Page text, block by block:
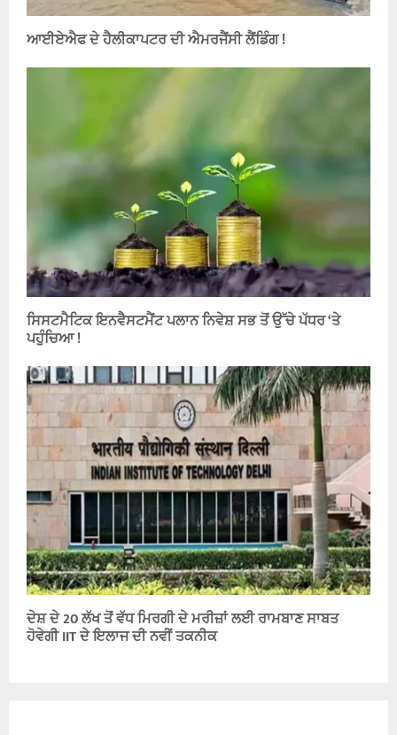
ਆਈਏਐਫ ਦੇ ਹੈਲੀਕਾਪਟਰ ਦੀ ਐਮਰਜੈਂਸੀ ਲੈਂਡਿੰਗ !
ਸਿਸਟਮੈਟਿਕ ਇਨਵੈਸਟਮੈਂਟ ਪਲਾਨ ਨਿਵੇਸ਼ ਸਭ ਤੋਂ ਉੱਚੇ ਪੱਧਰ ‘ਤੇ
ਪਹੁੰਚਿਆ !
ਦੇਸ਼ ਦੇ 20 ਲੱਖ ਤੋਂ ਵੱਧ ਮਿਰਗੀ ਦੇ ਮਰੀਜ਼ਾਂ ਲਈ ਰਾਮਬਾਣ ਸਾਬਤ
ਹੋਵੇਗੀ IIT ਦੇ ਇਲਾਜ ਦੀ ਨਵੀਂ ਤਕਨੀਕ